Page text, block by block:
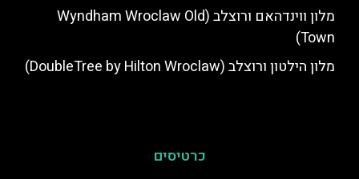
מלון ווינדהאם ורוצלב (Wyndham Wroclaw Old
Town)
מלון הילטון ורוצלב (DoubleTree by Hilton Wroclaw)
כרטיסים